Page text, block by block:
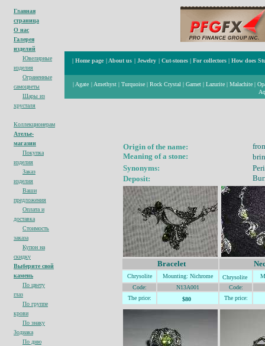
Главная
страница
О нас
Галерея
изделий
Ювелирные
изделия
Ограненные
cамоцветы
Шары из
хрусталя
Коллекционерам
Ателье-
магазин
Покупка
изделия
Заказ
изделия
Ваши
предложения
Оплата и
доставка
Стоимость
заказа
Купон на
скидку
Выберите свой
камень
По цвету
глаз
По группе
крови
По знаку
Зодиака
По дню
| Home page | About us | Jewelry | Cut-stones | For collectors | How does
| Agate | Amethyst | Turquoise | Rock Crystal | Garnet | Lazurite | Malachite |
Origin of the name:
Meaning of a stone:
Synonyms:
Deposit:
Bracelet
Chrysolite Mounting: Nichrome Chrysolite
Code:
N13A001
Code:
The price:
$80 The price: